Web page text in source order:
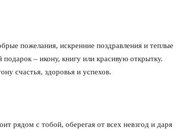
пожелания, искренние поздравления и теплые
– икону, книгу или красивую открытку.
счастья, здоровья и успехов.
рядом с тобой, оберегая от всех невзгод и даря